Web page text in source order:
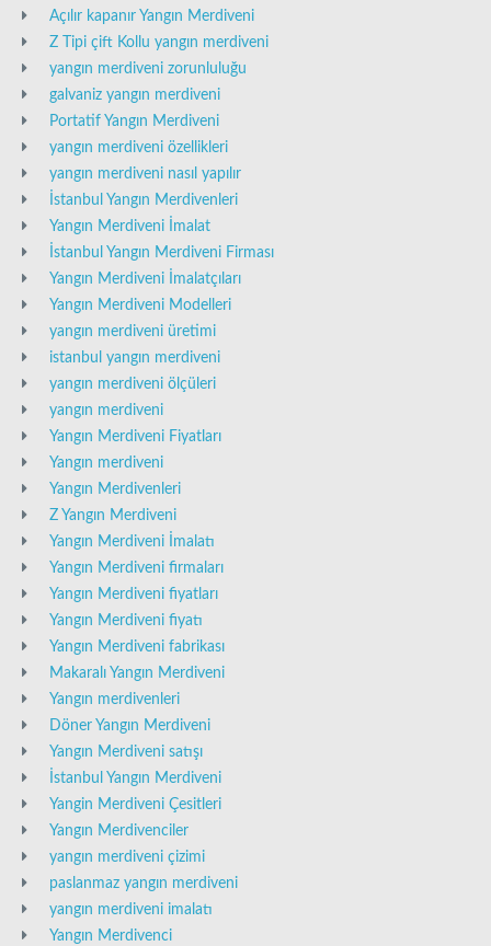
Açılır kapanır Yangın Merdiveni
Z Tipi çift Kollu yangın merdiveni
yangın merdiveni zorunluluğu
galvaniz yangın merdiveni
Portatif Yangın Merdiveni
yangın merdiveni özellikleri
yangın merdiveni nasıl yapılır
İstanbul Yangın Merdivenleri
Yangın Merdiveni İmalat
İstanbul Yangın Merdiveni Firması
Yangın Merdiveni İmalatçıları
Yangın Merdiveni Modelleri
yangın merdiveni üretimi
istanbul yangın merdiveni
yangın merdiveni ölçüleri
yangın merdiveni
Yangın Merdiveni Fiyatları
Yangın merdiveni
Yangın Merdivenleri
Z Yangın Merdiveni
Yangın Merdiveni İmalatı
Yangın Merdiveni firmaları
Yangın Merdiveni fiyatları
Yangın Merdiveni fiyatı
Yangın Merdiveni fabrikası
Makaralı Yangın Merdiveni
Yangın merdivenleri
Döner Yangın Merdiveni
Yangın Merdiveni satışı
İstanbul Yangın Merdiveni
Yangin Merdiveni Çesitleri
Yangın Merdivenciler
yangın merdiveni çizimi
paslanmaz yangın merdiveni
yangın merdiveni imalatı
Yangın Merdivenci